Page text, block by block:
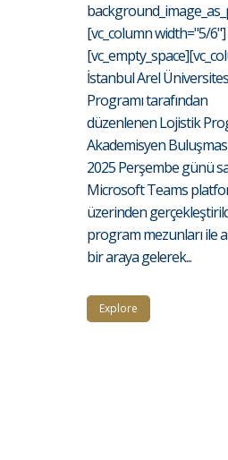
[vc_column width="5/6"]
İstanbul Arel
Programı tarafından
düzenlenen Lojistik
Akademisyen
2025 Perşembe günü
Microsoft Teams
üzerinden
program mezunları ile
bir araya gelerek...
Explore